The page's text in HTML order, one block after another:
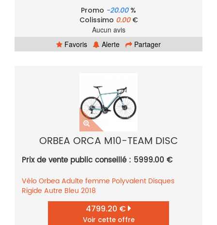
Promo -20.00%
Colissimo 0.00€
Aucun avis
Favoris
Alerte Partager
ORBEA ORCA M10-TEAM DISC
Prix de vente public conseillé : 5999.00 €
VéloOrbeaAdulte femme Polyvalent Disques
Rigide Autre Bleu 2018
4799.20 €
Voir cette offre